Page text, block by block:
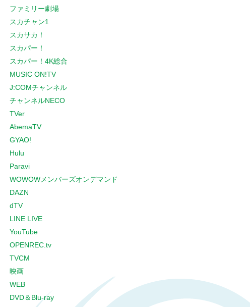
ファミリー劇場
スカチャン1
スカサカ！
スカパー！
スカパー！4K総合
MUSIC ON!TV
J:COMチャンネル
チャンネルNECO
TVer
AbemaTV
GYAO!
Hulu
Paravi
WOWOWメンバーズオンデマンド
DAZN
dTV
LINE LIVE
YouTube
OPENREC.tv
TVCM
映画
WEB
DVD＆Blu-ray